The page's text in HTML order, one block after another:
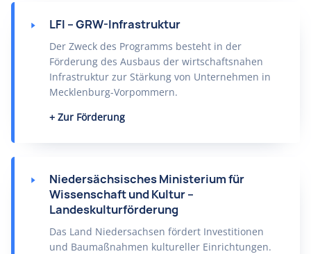
LFI – GRW-Infrastruktur
Der Zweck des Programms besteht in der
Förderung des Ausbaus der wirtschaftsnahen
Infrastruktur zur Stärkung von Unternehmen in
Mecklenburg-Vorpommern.
Zur Förderung
Niedersächsisches Ministerium für
Wissenschaft und Kultur –
Landeskulturförderung
Das Land Niedersachsen fördert Investitionen
und Baumaßnahmen kultureller Einrichtungen.